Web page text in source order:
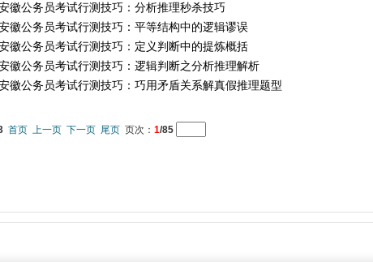
徽公务员考试行测技巧：分析推理秒杀技巧
徽公务员考试行测技巧：平等结构中的逻辑谬误
徽公务员考试行测技巧：定义判断中的提炼概括
徽公务员考试行测技巧：逻辑判断之分析推理解析
徽公务员考试行测技巧：巧用矛盾关系解真假推理题型
首页 上一页 下一页 尾页 页次： 1/85